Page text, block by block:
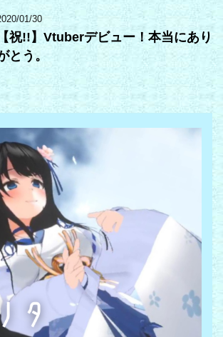
01/30
【祝!!】Vtuberデビュー！本当にあり
とう。